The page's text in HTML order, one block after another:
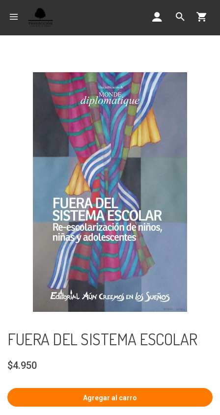
FUERA DEL SISTEMA ESCOLAR
$4.950